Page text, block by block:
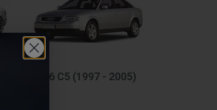
A6 C5 (1997 - 2005)